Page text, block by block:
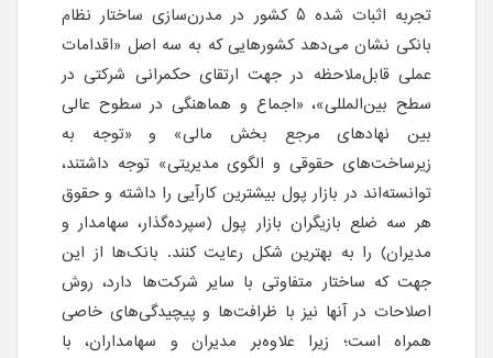
تجربه اثبات شده 5 کشور در مدرن‌سازی ساختار نظام
بانکی نشان می‌دهد کشورهایی که به سه اصل «اقدامات
عملی قابل‌ملاحظه در جهت ارتقای حکمرانی شرکتی در
سطح بین‌المللی»، «اجماع و هماهنگی در سطوح عالی
بین نهادهای مرجع بخش مالی» و «توجه به
زیرساخت‌های حقوقی و الگوی مدیریتی» توجه داشتند،
توانسته‌اند در بازار پول بیشترین کارآیی را داشته و حقوق
هر سه ضلع بازیگران بازار پول (سپرده‌گذار، سهامدار و
مدیران) را به بهترین شکل رعایت کنند. بانک‌ها از این
جهت که ساختار متفاوتی با سایر شرکت‌ها دارد، روش
اصلاحات در آنها نیز با ظرافت‌ها و پیچیدگی‌های خاصی
همراه است؛ زیرا علاوه‌بر مدیران و سهامداران، با